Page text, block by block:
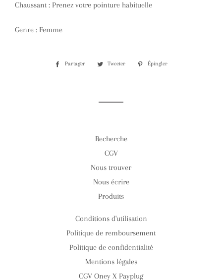
Chaussant : Prenez votre pointure habituelle
Genre : Femme
Partager
PartagerTweeter
Tweeter Épingler
Recherche
CGV
Nous trouver
Nous écrire
Produits
Conditions d'utilisation
Politique de remboursement
Politique de confidentialité
Mentions légales
CGV Oney X Payplug